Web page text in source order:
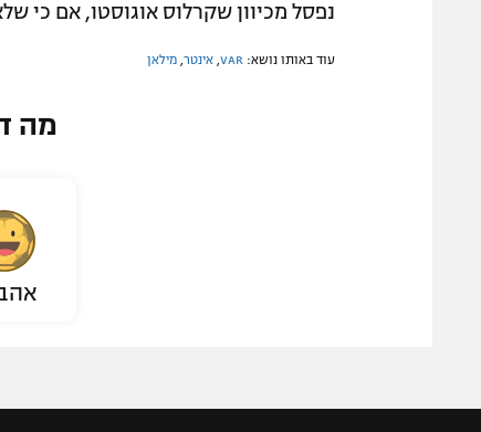
נפסל מכיוון שקרלוס אוגוסטו, אם כי
עוד באותו נושא: VAR
, אינטר, מילאן
מה